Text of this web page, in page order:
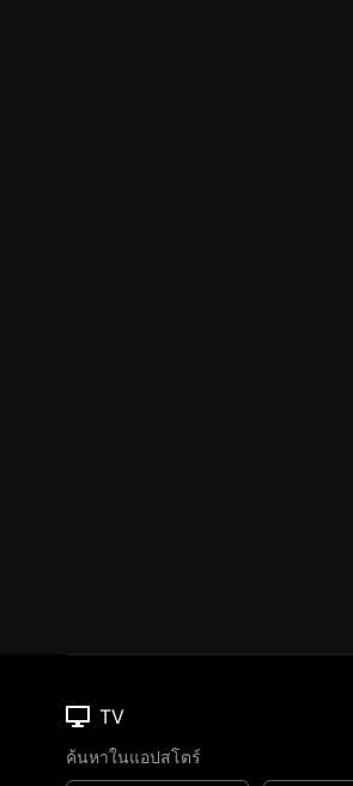
TV
ค้นหาในแอปสโตร์